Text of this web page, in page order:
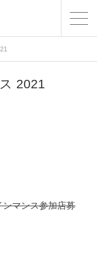
2021
ンマンス参加店募